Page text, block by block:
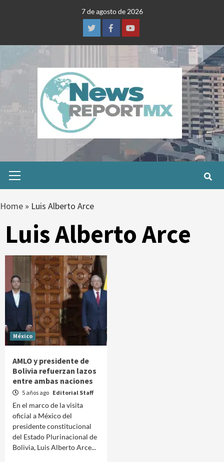
7 de agosto de 2026
TwitterFacebookYoutube
Menu
Home » Luis Alberto Arce
Luis Alberto Arce
México
AMLO y presidente de
Bolivia refuerzan lazos
entre ambas naciones
5 años ago Editorial Staff
En el marco de la visita
oficial a México del
presidente constitucional
del Estado Plurinacional de
Bolivia, Luis Alberto Arce...